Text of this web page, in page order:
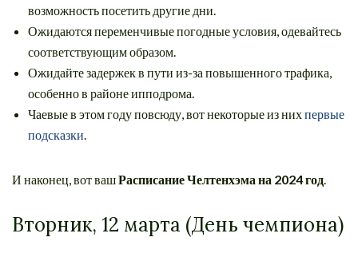
возможность посетить другие дни.
Ожидаются переменчивые погодные условия, одевайтесь
соответствующим образом.
Ожидайте задержек в пути из-за повышенного трафика,
особенно в районе ипподрома.
Чаевые в этом году повсюду, вот некоторые из нихпервые
подсказки
И наконец, вот вашРасписание Челтенхэма на 2024 год
Вторник, 12 марта (День чемпиона)